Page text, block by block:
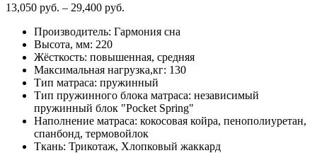
13,050 руб. – 29,400 руб.
13,050
–
29,400
руб.
Производитель: Гармония сна
Высота, мм: 220
Жёсткость: повышенная, средняя
Максимальная нагрузка,кг: 130
Тип матраса: пружинный
Тип пружинного блока матраса: независимый
пружинный блок "Pocket Spring"
Наполнение матраса: кокосовая койра, пенополиуретан,
спанбонд, термовойлок
Ткань: Трикотаж, Хлопковый жаккард